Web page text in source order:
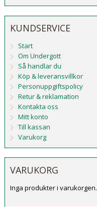
KUNDSERVICE
Start
Om Undergott
Så handlar du
Köp & leveransvillkor
Personuppgiftspolicy
Retur & reklamation
Kontakta oss
Mitt konto
Till kassan
Varukorg
VARUKORG
Inga produkter i varukorgen.